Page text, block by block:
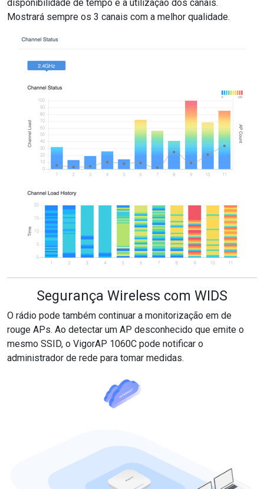
disponibilidade de tempo e a utilização dos canais.
Mostrará sempre os 3 canais com a melhor qualidade.
Segurança Wireless com WIDS
O rádio pode também continuar a monitorização em de
rouge APs. Ao detectar um AP desconhecido que emite o
mesmo SSID, o VigorAP 1060C pode notificar o
administrador de rede para tomar medidas.